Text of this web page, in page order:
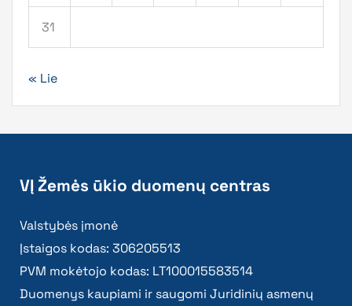
31
« Lie
VĮ Žemės ūkio duomenų centras
Valstybės įmonė
Įstaigos kodas: 306205513
PVM mokėtojo kodas: LT100015583514
Duomenys kaupiami ir saugomi Juridinių asmenų